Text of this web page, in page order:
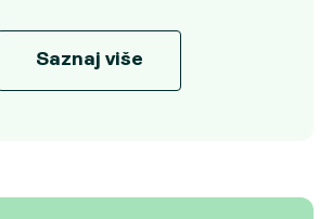
Saznaj više